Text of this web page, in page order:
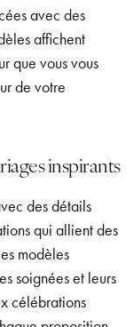
avec des
affichent
que vous vous
de votre
inspirants
des détails
qui allient des
modèles
soignées et leurs
célébrations